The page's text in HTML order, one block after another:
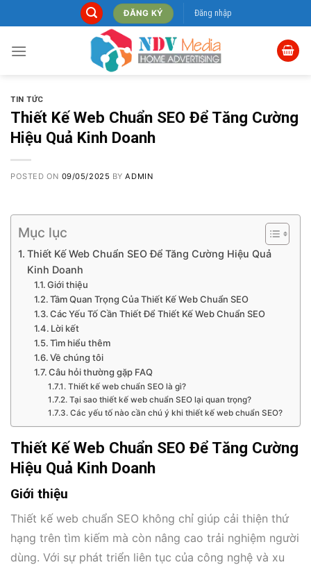
to
content
ĐĂNG KÝ Đăng nhập
TIN TỨC
Thiết Kế Web Chuẩn SEO Để Tăng Cường
Hiệu Quả Kinh Doanh
POSTED ON 09/05/2025 BYADMIN
Mục lục
Thiết Kế Web Chuẩn SEO Để Tăng Cường Hiệu Quả
Kinh Doanh
Giới thiệu
Tầm Quan Trọng Của Thiết Kế Web Chuẩn SEO
Các Yếu Tố Cần Thiết Để Thiết Kế Web Chuẩn SEO
Lời kết
Tìm hiểu thêm
Về chúng tôi
Câu hỏi thường gặp FAQ
Thiết kế web chuẩn SEO là gì?
Tại sao thiết kế web chuẩn SEO lại quan trọng?
Các yếu tố nào cần chú ý khi thiết kế web chuẩn SEO?
Thiết Kế Web Chuẩn SEO Để Tăng Cường
Hiệu Quả Kinh Doanh
Giới thiệu
Thiết kế web chuẩn SEO không chỉ giúp cải thiện thứ
hạng trên tìm kiếm mà còn nâng cao trải nghiệm người
dùng. Với sự phát triển liên tục của công nghệ và xu